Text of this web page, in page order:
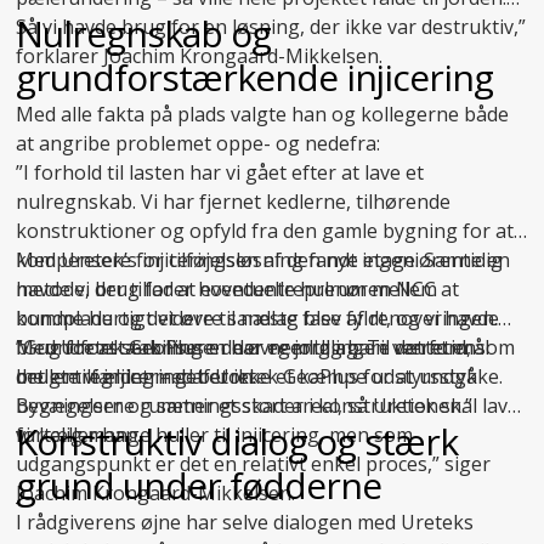
Så vi havde brug for en løsning, der ikke var destruktiv,”
forklarer Joachim Krongaard-Mikkelsen.
Nulregnskab og
grundforstærkende injicering
Med alle fakta på plads valgte han og kollegerne både
at angribe problemet oppe- og nedefra:
”I forhold til lasten har vi gået efter at lave et
nulregnskab. Vi har fjernet kedlerne, tilhørende
konstruktioner og opfyld fra den gamle bygning for at
kompensere for tilføjelsen af den nye etage. Samtidig
havde vi brug for at eventuelle hulrum mellem
bundplade og det øvre sandlag blev fyldt, og vi havde
brug for at stabilisere de øvre jordlag. Til det formål
brugte vi injicering af Uretek GeoPlus for at undgå
bevægelser og sætningsskader i konstruktionen.”
fortæller han.
Med Uretek’s injiceringsløsning fandt ingeniørerne en
metode, der tillader hovedentreprenøren NCC at
komme hurtigt videre til næste fase af renoveringen.
MedUretek GeoPluser der nemlig ingen ventetid, som
det er tilfældet med beton.
”Grundforstærkningen har egentlig bare været en
mellemregning – det er ikke et kæmpe udstyrsstykke.
Bygningerne rummer et stort areal, så Uretek skal lave
virkelig mange huller til injicering, men som
udgangspunkt er det en relativt enkel proces,” siger
Joachim Krongaard-Mikkelsen.
Konstruktiv dialog og stærk
grund under fødderne
I rådgiverens øjne har selve dialogen med Ureteks